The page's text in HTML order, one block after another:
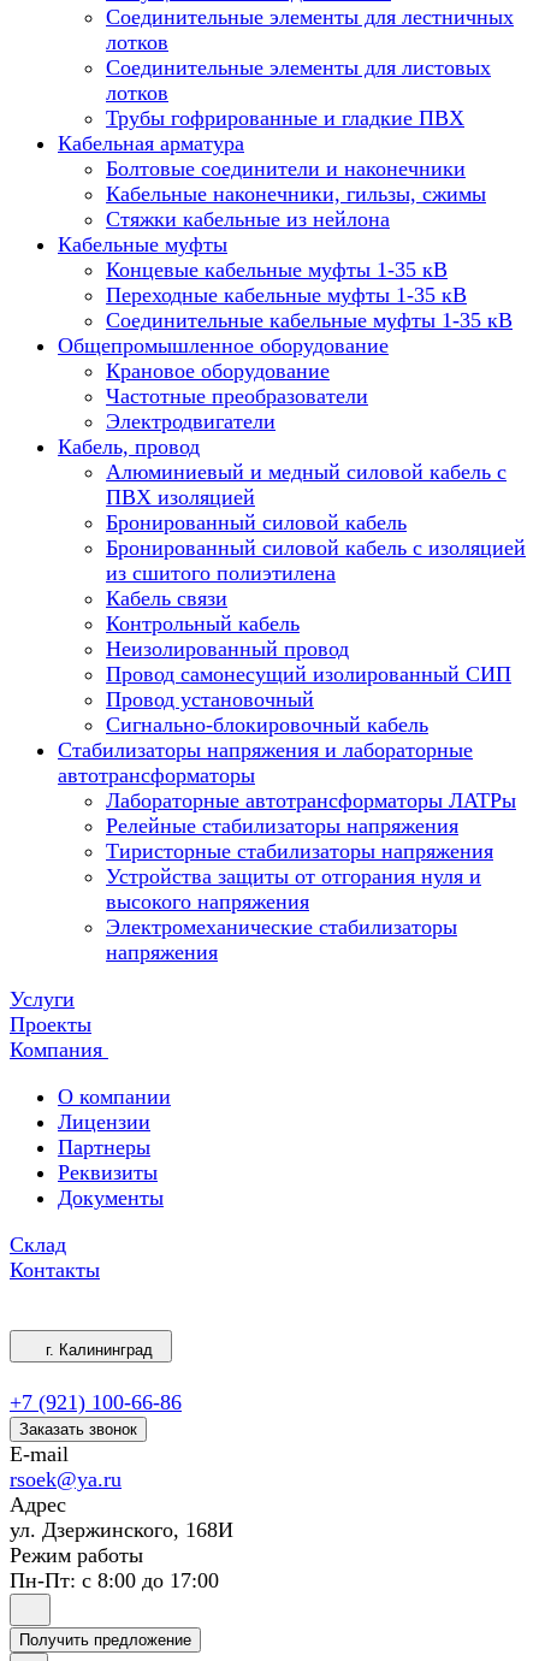
Соединительные элементы для лестничных
лотков
Соединительные элементы для листовых
лотков
Трубы гофрированные и гладкие ПВХ
Кабельная арматура
Болтовые соединители и наконечники
Кабельные наконечники, гильзы, сжимы
Стяжки кабельные из нейлона
Кабельные муфты
Концевые кабельные муфты 1-35 кВ
Переходные кабельные муфты 1-35 кВ
Соединительные кабельные муфты 1-35 кВ
Общепромышленное оборудование
Крановое оборудование
Частотные преобразователи
Электродвигатели
Кабель, провод
Алюминиевый и медный силовой кабель с
ПВХ изоляцией
Бронированный силовой кабель
Бронированный силовой кабель с изоляцией
из сшитого полиэтилена
Кабель связи
Контрольный кабель
Неизолированный провод
Провод самонесущий изолированный СИП
Провод установочный
Сигнально-блокировочный кабель
Стабилизаторы напряжения и лабораторные
автотрансформаторы
Лабораторные автотрансформаторы ЛАТРы
Релейные стабилизаторы напряжения
Тиристорные стабилизаторы напряжения
Устройства защиты от отгорания нуля и
высокого напряжения
Электромеханические стабилизаторы
напряжения
Услуги
Проекты
Компания
О компании
Лицензии
Партнеры
Реквизиты
Документы
Склад
Контакты
г. Калининград
+7 (921) 100-66-86
Заказать звонок
E-mail
rsoek@ya.ru
Адрес
ул. Дзержинского, 168И
Режим работы
Пн-Пт: с 8:00 до 17:00
Получить предложение